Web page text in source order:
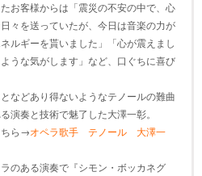
お客様からは「震災の不安の中で、心
々を送っていたが、今日は音楽の力が
ルギーを貰いました」「心が震えまし
うな気がします」など、口ぐちに喜び
などあり得ないようなテノールの難曲
演奏と技術で魅了した大澤一彰。
ちら→オペラ歌手 テノール 大澤一
のある演奏で『シモン・ボッカネグ